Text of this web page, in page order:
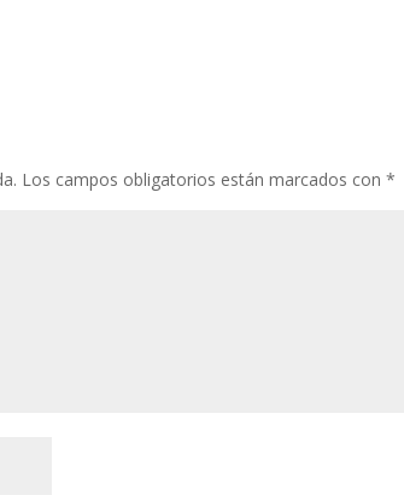
Los campos obligatorios están marcados con*